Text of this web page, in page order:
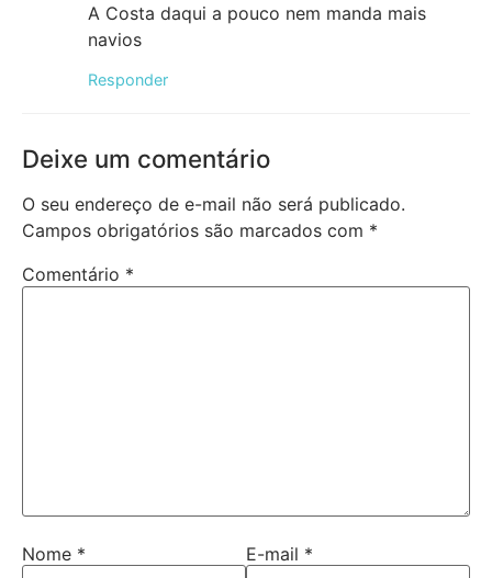
A Costa daqui a pouco nem manda mais
navios
Responder
Deixe um comentário
O seu endereço de e-mail não será publicado.
Campos obrigatórios são marcados com *
Comentário *
Nome * E-mail *